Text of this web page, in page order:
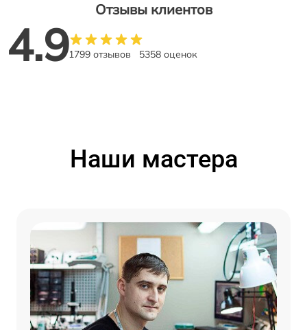
Отзывы клиентов
4.91799 отзывов 5358 оценок
Наши мастера